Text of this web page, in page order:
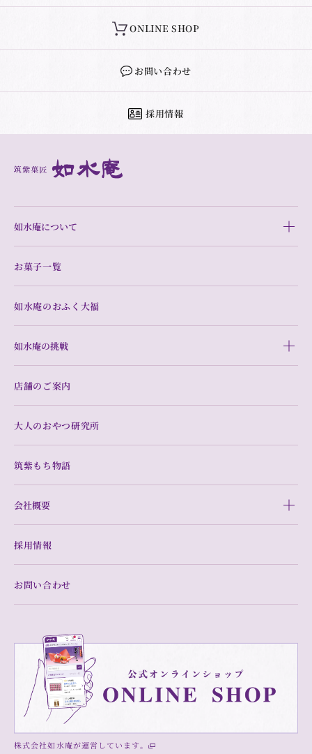
ONLINE SHOP
お問い合わせ
採用情報
如水庵について
お菓子一覧
如水庵のおふく大福
如水庵の挑戦
店舗のご案内
大人のおやつ研究所
筑紫もち物語
会社概要
採用情報
お問い合わせ
株式会社如水庵が運営しています。